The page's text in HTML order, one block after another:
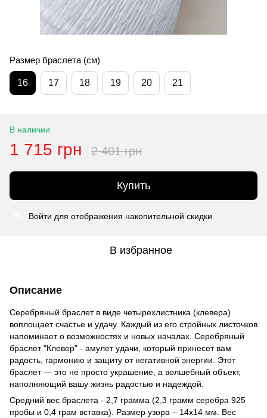
Размер браслета (см)
16 17 18 19 20 21
В наличии
1 715 грн 2 401 грн
Купить
Войти для отображения накопительной скидки
В избранное
Описание
Серебряный браслет в виде четырехлистника (клевера)
воплощает счастье и удачу. Каждый из его стройных листочков
напоминает о возможностях и новых началах. Серебряный
браслет "Клевер" - амулет удачи, который принесет вам
радость, гармонию и защиту от негативной энергии. Этот
браслет — это не просто украшение, а волшебный объект,
наполняющий вашу жизнь радостью и надеждой.
Средний вес браслета - 2,7 грамма (2,3 грамм серебра 925
пробы и 0,4 грам вставка). Размер узора – 14х14 мм. Вес